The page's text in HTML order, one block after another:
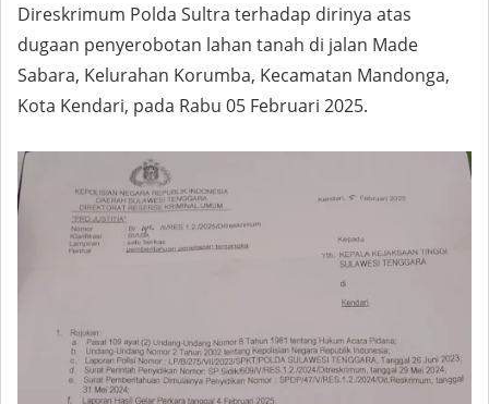
Direskrimum Polda Sultra terhadap dirinya atas
dugaan penyerobotan lahan tanah di jalan Made
Sabara, Kelurahan Korumba, Kecamatan Mandonga,
Kota Kendari, pada Rabu 05 Februari 2025.